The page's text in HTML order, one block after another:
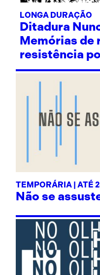
LONGA DURAÇÃO
Ditadura
Memórias de
resistência
TEMPORÁRIA | ATÉ
Não se